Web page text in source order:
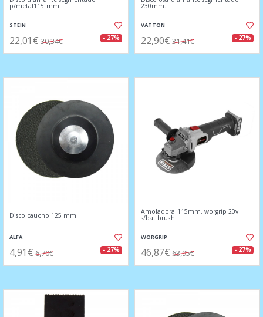
p/metal115 mm.
STEIN
22,01€ 30,34€ - 27%
230mm.
VATTON
22,90€ 31,41€ - 27%
Disco caucho 125 mm.
ALFA
4,91€ 6,70€ - 27%
Amoladora 115mm. worgrip 20v
s/bat brush
WORGRIP
46,87€ 63,95€ - 27%